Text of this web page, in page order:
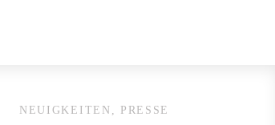
NEUIGKEITEN, PRESSE